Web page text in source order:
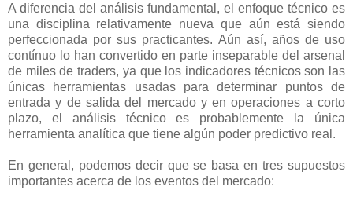
A diferencia del análisis fundamental, el enfoque técnico es
una disciplina relativamente nueva que aún está siendo
perfeccionada por sus practicantes. Aún así, años de uso
contínuo lo han convertido en parte inseparable del arsenal
de miles de traders, ya que los indicadores técnicos son las
únicas herramientas usadas para determinar puntos de
entrada y de salida del mercado y en operaciones a corto
plazo, el análisis técnico es probablemente la única
herramienta analítica que tiene algún poder predictivo real.
En general, podemos decir que se basa en tres supuestos
importantes acerca de los eventos del mercado: